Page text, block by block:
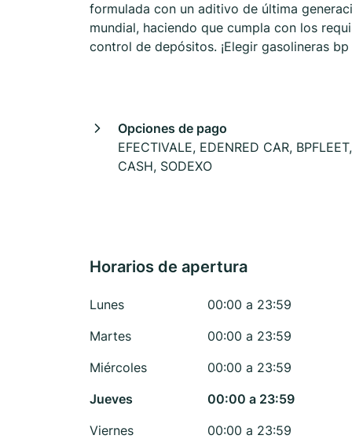
formulada con un aditivo de última
mundial, haciendo que cumpla con los
control de depósitos. ¡Elegir gasolineras
Opciones de pago
EFECTIVALE, EDENRED CAR, BPFLEET,
CASH, SODEXO
Horarios de apertura
Lunes
00:00 a 23:59
Martes
00:00 a 23:59
Miércoles
00:00 a 23:59
Jueves
00:00 a 23:59
Viernes
00:00 a 23:59